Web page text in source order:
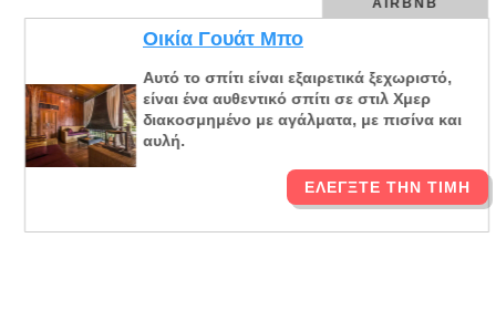
AIRBNB
Οικία Γουάτ Μπο
Αυτό το σπίτι είναι εξαιρετικά ξεχωριστό,
είναι ένα αυθεντικό σπίτι σε στιλ Χμερ
διακοσμημένο με αγάλματα, με πισίνα και
αυλή.
ΕΛΈΓΞΤΕ ΤΗΝ ΤΙΜΉ